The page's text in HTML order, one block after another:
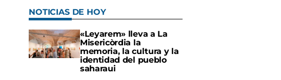
NOTICIAS DE HOY
«Leyarem» lleva a La
Misericòrdia la
memoria, la cultura y la
identidad del pueblo
saharaui